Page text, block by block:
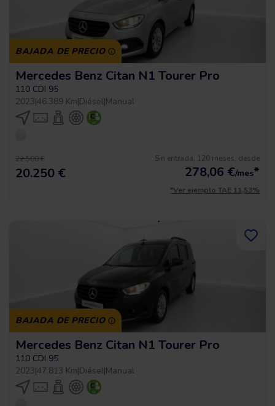
BAJADA DE PRECIO
Mercedes Benz Citan N1 Tourer Pro
110 CDI 95
2023|46.389 Km|Diésel|Manual
22.500 €
20.250 €
Sin entrada, 120 meses, desde
278,06 €/mes*
*Ver ejemplo TAE 11,53%
BAJADA DE PRECIO
Mercedes Benz Citan N1 Tourer Pro
110 CDI 95
2023|47.813 Km|Diésel|Manual